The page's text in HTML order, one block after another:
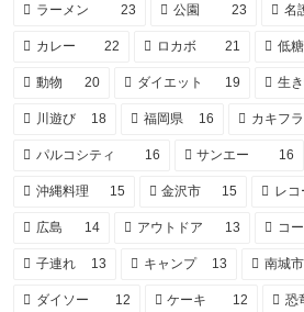
ラーメン 23 公園 23 名
カレー 22 ロカボ 21 低
動物 20 ダイエット 19 生
川遊び 18 福岡県 16 カキフ
パルコシティ 16 サンエー 16
沖縄料理 15 金沢市 15 レコ
広島 14 アウトドア 13 コ
子連れ 13 キャンプ 13 南城市
ダイソー 12 ケーキ 12 恐